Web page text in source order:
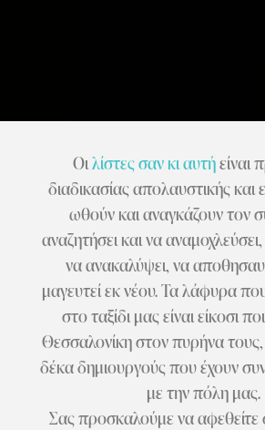
Οιλίστες σαν κι αυτήείναι
διαδικασίας απολαυστικής και
ωθούν και αναγκάζουν τον
αναζητήσει και να
να ανακαλύψει, να
μαγευτεί εκ νέου. Τα λάφυρα
στο ταξίδι μας είναι είκοσι
Θεσσαλονίκη στον πυρήνα
δέκα δημιουργούς που έχουν
με την πόλη μας.
Σας προσκαλούμε να